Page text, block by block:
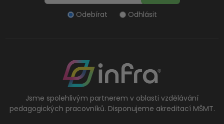
Odebírat Odhlásit
Jsme spolehlivým partnerem v oblasti vzdělávání
pedagogických pracovníků. Disponujeme akreditací MŠMT.